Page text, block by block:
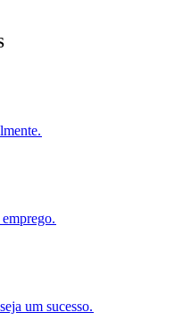
um sucesso.​​